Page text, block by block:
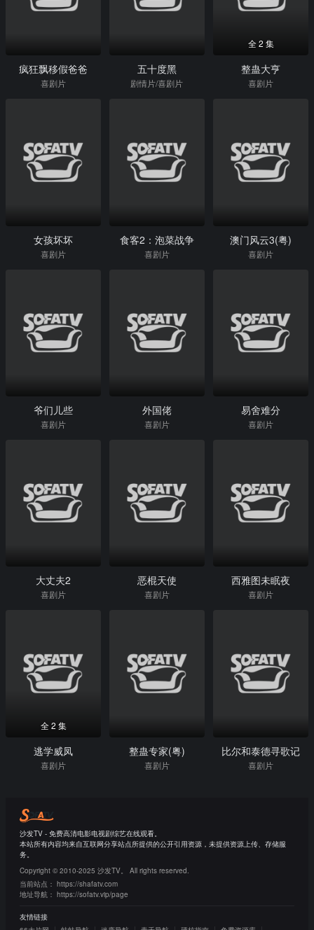
疯狂飘移假爸爸
喜剧片
五十度黑
剧情片/喜剧片
全 2 集
整蛊大亨
喜剧片
女孩坏坏
喜剧片
食客2：泡菜战争
喜剧片
澳门风云3(粤)
喜剧片
爷们儿些
喜剧片
外国佬
喜剧片
易舍难分
喜剧片
大丈夫2
喜剧片
恶棍天使
喜剧片
西雅图未眠夜
喜剧片
全 2 集
逃学威凤
喜剧片
整蛊专家(粤)
喜剧片
比尔和泰德寻歌记
喜剧片
沙发TV - 免费高清电影电视剧综艺在线观看。
本站所有内容均来自互联网分享站点所提供的公开引用资源，未提供资源上传、存储服
务。
Copyright © 2010-2025 沙发TV。 All rights reserved.
当前站点： https://shafatv.com
地址导航： https://sofatv.vip/page
友情链接